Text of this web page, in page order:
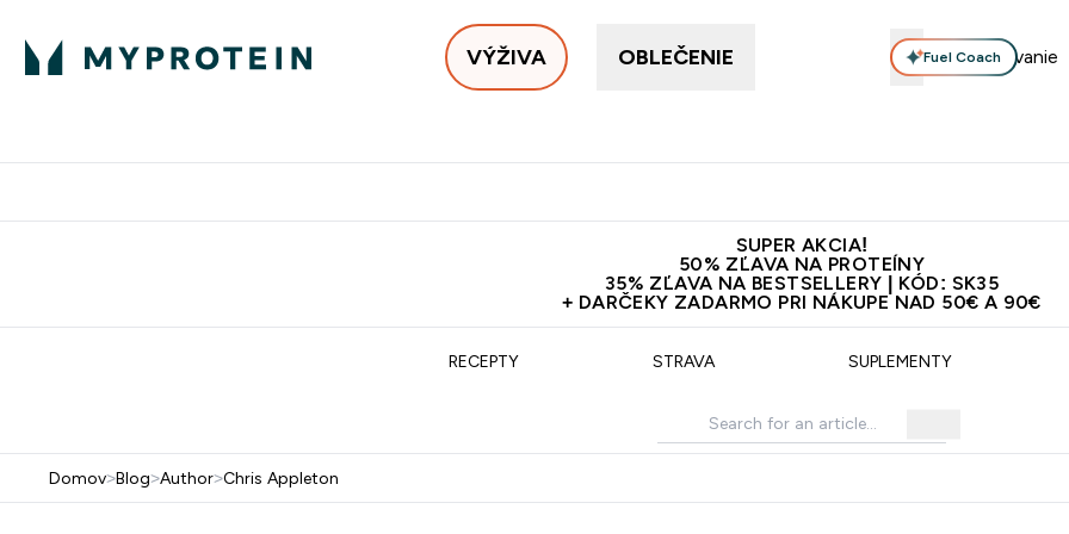
VÝŽIVA OBLEČENIE Fuel Coach
SUPER AKCIA!
50% ZĽAVA NA PROTEÍNY
35% ZĽAVA NA BESTSELLERY | KÓD: SK35
+ DARČEKY ZADARMO PRI NÁKUPE NAD 50€ A 90€
RECEPTY STRAVA SUPLEMENTY
Domov>Blog>Author>Chris Appleton